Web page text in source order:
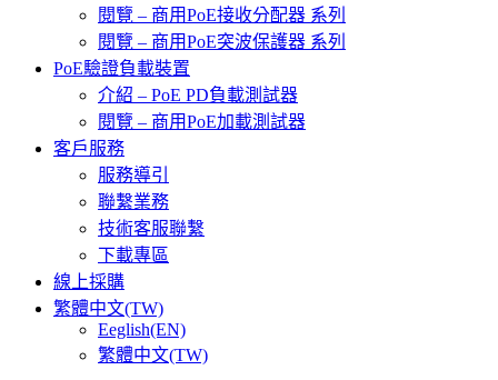
閱覽 – 商用PoE接收分配器 系列
閱覽 – 商用PoE突波保護器 系列
PoE驗證負載裝置
介紹 – PoE PD負載測試器
閱覽 – 商用PoE加載測試器
客戶服務
服務導引
聯繫業務
技術客服聯繫
下載專區
線上採購
繁體中文(TW)
Eeglish(EN)
繁體中文(TW)